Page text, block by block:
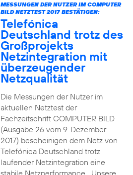
MESSUNGEN DER NUTZER IM COMPUTER
BILD NETZTEST 2017 BESTÄTIGEN:
Telefónica
Deutschland trotz des
Großprojekts
Netzintegration mit
überzeugender
Netzqualität
Die Messungen der Nutzer im
aktuellen Netztest der
Fachzeitschrift COMPUTER BILD
(Ausgabe 26 vom 9. Dezember
2017) bescheinigen dem Netz von
Telefónica Deutschland trotz
laufender Netzintegration eine
stabile Netzperformance. „Unsere